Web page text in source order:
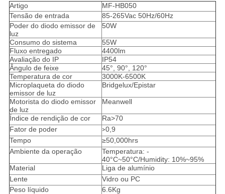
Artigo
MF-HB050
Tensão de entrada
85-265Vac 50Hz/60Hz
Poder do diodo emissor de
luz
50W
Consumo do sistema
55W
Fluxo entregado
4400lm
Avaliação do IP
IP54
Ângulo de feixe
45°, 90°, 120°
Temperatura de cor
3000K-6500K
Microplaqueta do diodo
emissor de luz
Bridgelux/Epistar
Motorista do diodo emissor
de luz
Meanwell
Índice de rendição de cor
Ra>70
Fator de poder
>0,9
Tempo
≥50,000hrs
Ambiente da operação
Temperatura: -
40°C~50°C/Humidity: 10%~95%
Material
Liga de alumínio
Lente
Vidro ou PC
Peso líquido
6.6Kg